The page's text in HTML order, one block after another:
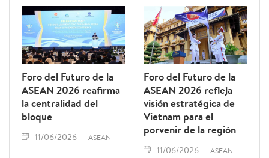
Asociación de Naciones del Sudeste
Asiático (ASEAN).
Foro del Futuro de la
ASEAN 2026 reafirma
la centralidad del
bloque
11/06/2026 ASEAN
Foro del Futuro de la
ASEAN 2026 refleja
visión estratégica de
Vietnam para el
porvenir de la región
11/06/2026 ASEAN